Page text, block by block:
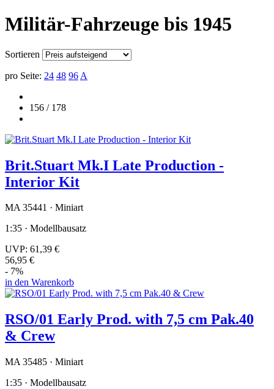
Militär-Fahrzeuge bis 1945
Sortieren
pro Seite: 24 48 96 A
156 / 178
Brit.Stuart Mk.I Late Production -
Interior Kit
MA 35441 · Miniart
1:35 · Modellbausatz
UVP: 61,39 €
56,95 €
- 7%
in den Warenkorb
RSO/01 Early Prod. with 7,5 cm Pak.40
& Crew
MA 35485 · Miniart
1:35 · Modellbausatz